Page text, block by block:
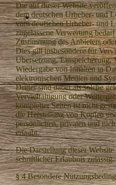
Die auf dieser Website
dem deutschen Urheber- und
vom deutschen Urheber- und
zugelassene Verwertung
Zustimmung des Anbieters
Dies gilt insbesondere für
Übersetzung, Einspeicherung,
Wiedergabe von Inhalten in
elektronischen Medien und
Dritter sind dabei als solche
Vervielfältigung oder
kompletter Seiten ist nicht
die Herstellung von Kopien
persönlichen, privaten und
erlaubt.
Die Darstellung dieser
schriftlicher Erlaubnis zulässig.
§ 4 Besondere